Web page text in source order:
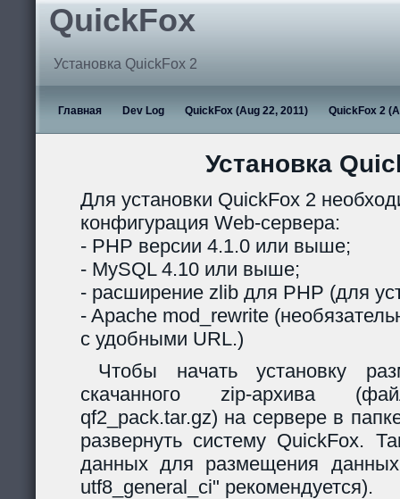
QuickFox
Установка QuickFox 2
Главная Dev Log QuickFox (Aug 22, 2011) QuickFox 2
Установка
Для установки QuickFox 2
конфигурация Web-сервера:
- PHP версии 4.1.0 или выше;
- MySQL 4.10 или выше;
- расширение zlib для PHP (для
- Apache mod_rewrite
с удобными URL.)
Чтобы начать установку
скачанного zip-архива
qf2_pack.tar.gz) на сервере в
развернуть систему QuickFox.
данных для размещения
utf8_general_ci" рекомендуется).